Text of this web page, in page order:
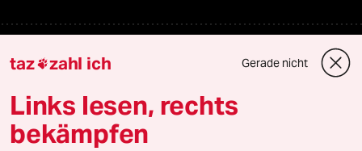
Veranstaltungen
Demnächst
Vor Ort
taz zahl ich Gerade nicht
Links lesen, rechts
bekämpfen